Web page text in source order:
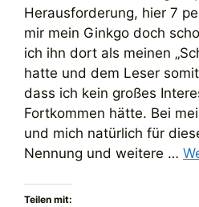
Herausforderung, hier 7
mir mein Ginkgo doch
ich ihn dort als meinen
hatte und dem Leser
dass ich kein großes
Fortkommen hätte. Bei
und mich natürlich für
Nennung und weitere …
Teilen mit: